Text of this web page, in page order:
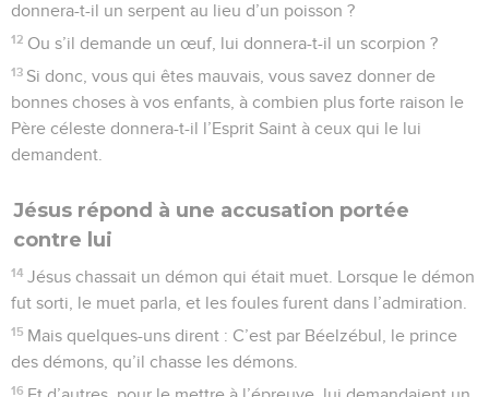
donnera-t-il un serpent au lieu d’un poisson ?
12 Ou s’il demande un œuf, lui donnera-t-il un scorpion ?
13 Si donc, vous qui êtes mauvais, vous savez donner de
bonnes choses à vos enfants, à combien plus forte raison le
Père céleste donnera-t-il l’Esprit Saint à ceux qui le lui
demandent.
Jésus répond à une accusation portée
contre lui
14 Jésus chassait un démon qui était muet. Lorsque le démon
fut sorti, le muet parla, et les foules furent dans l’admiration.
15 Mais quelques-uns dirent : C’est par Béelzébul, le prince
des démons, qu’il chasse les démons.
16